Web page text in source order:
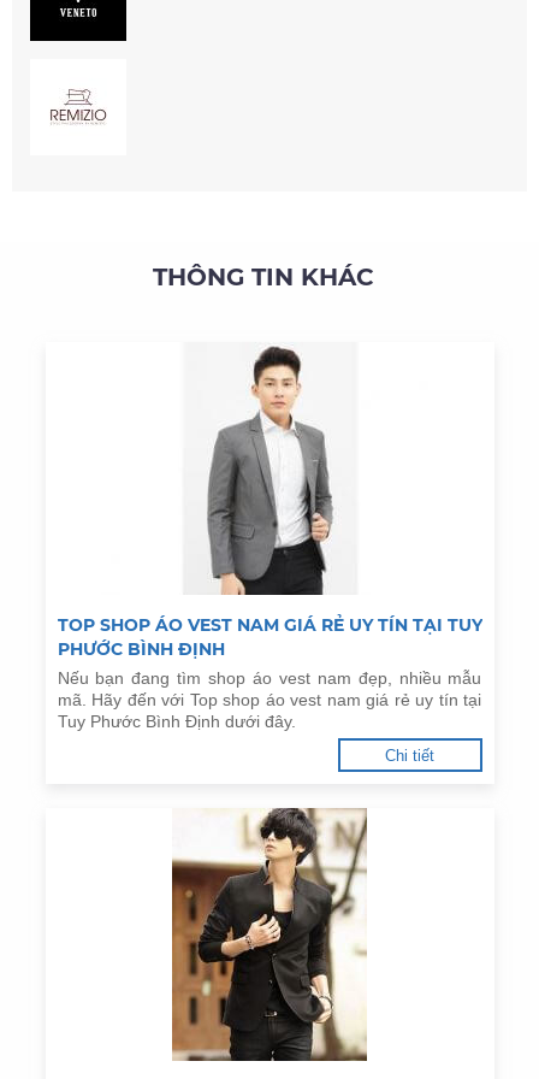
THÔNG TIN KHÁC
TOP SHOP ÁO VEST NAM GIÁ RẺ UY TÍN TẠI TUY
PHƯỚC BÌNH ĐỊNH
Nếu bạn đang tìm shop áo vest nam đẹp, nhiều mẫu
mã. Hãy đến với Top shop áo vest nam giá rẻ uy tín tại
Tuy Phước Bình Định dưới đây.
Chi tiết